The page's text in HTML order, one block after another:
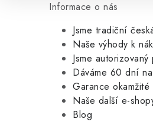
Informace o nás
Jsme tradiční
Naše výhody k
Jsme
Dáváme 60 dní
Garance okamžité
Naše další e-
Blog